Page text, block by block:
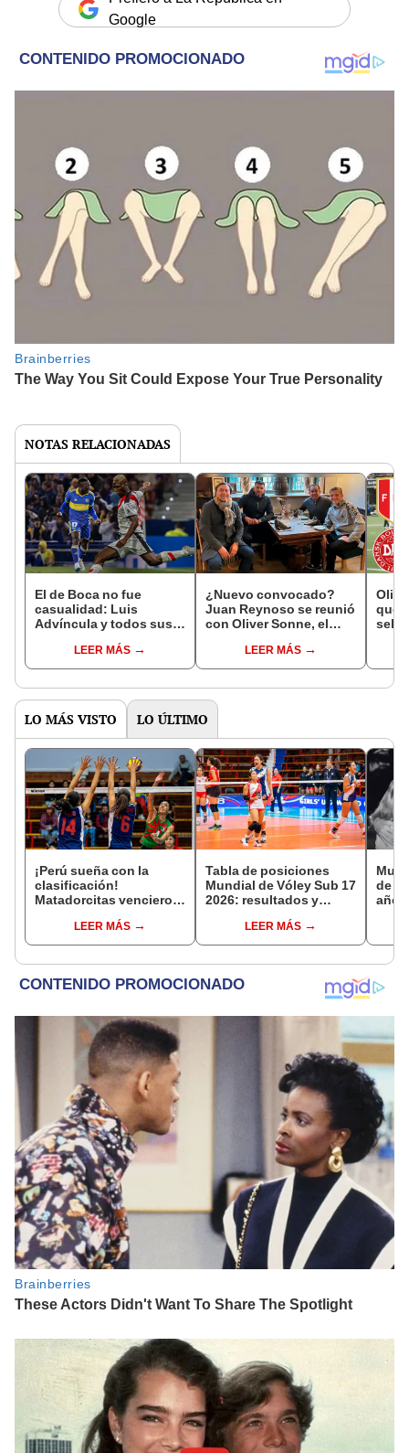
Google
NOTAS RELACIONADAS
El de Boca no fue
casualidad: Luis
Advíncula y todos sus
LEER MÁS
¿Nuevo convocado?
Juan Reynoso se reunió
con Oliver Sonne, el
DinamarcaLEER MÁS
qué
LO MÁS VISTO LO ÚLTIMO
¡Perú sueña con la
clasificación!
Matadorcitas vencieron
Mundial de Vóley Sub 17
LEER MÁS
Tabla de posiciones
Mundial de Vóley Sub 17
2026: resultados y
de gruposLEER MÁS
de